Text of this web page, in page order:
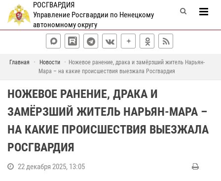
РОСГВАРДИЯ
Управление Росгвардии по Ненецкому
автономному округу
Главная Новости
Ножевое ранение, драка и замёрзший житель Нарьян-
Мара – на какие происшествия выезжала Росгвардия
НОЖЕВОЕ РАНЕНИЕ, ДРАКА И
ЗАМЁРЗШИЙ ЖИТЕЛЬ НАРЬЯН-МАРА –
НА КАКИЕ ПРОИСШЕСТВИЯ ВЫЕЗЖАЛА
РОСГВАРДИЯ
22 декабря 2025, 13:05